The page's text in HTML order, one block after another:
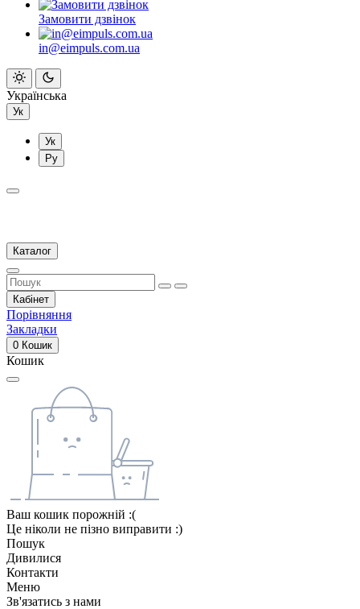
Замовити дзвінок
in@eimpuls.com.ua
Українська
Ук
Ук
Ру
Каталог
Кабінет
Порівняння
Закладки
0 Кошик
Кошик
Ваш кошик порожній :(
Це ніколи не пізно виправити :)
Пошук
Дивилися
Контакти
Меню
Зв'язатись з нами